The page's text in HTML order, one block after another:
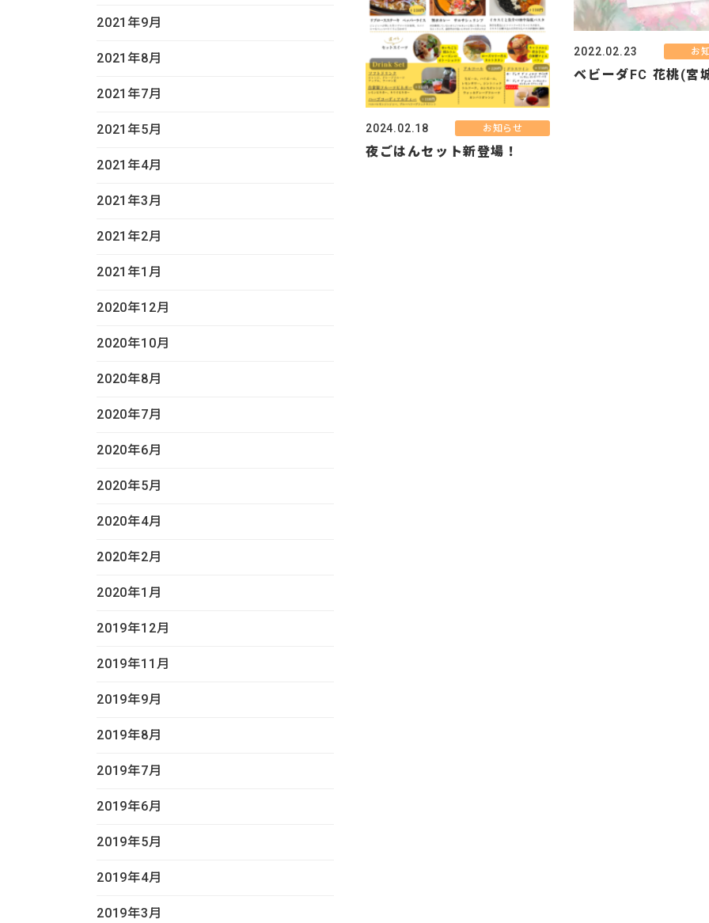
2024.02.18 お知らせ
夜ごはんセット新登場！
2022.02.23 お
ベビーダFC 花桃(宮
2021年9月
2021年8月
2021年7月
2021年5月
2021年4月
2021年3月
2021年2月
2021年1月
2020年12月
2020年10月
2020年8月
2020年7月
2020年6月
2020年5月
2020年4月
2020年2月
2020年1月
2019年12月
2019年11月
2019年9月
2019年8月
2019年7月
2019年6月
2019年5月
2019年4月
2019年3月